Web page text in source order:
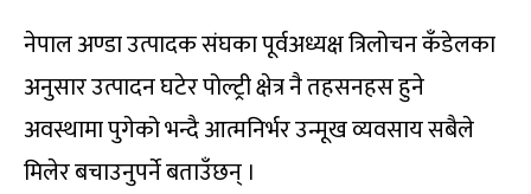
नेपाल अण्डा उत्पादक संघका पूर्वअध्यक्ष त्रिलोचन कँडेलका
अनुसार उत्पादन घटेर पोल्ट्री क्षेत्र नै तहसनहस हुने
अवस्थामा पुगेको भन्दै आत्मनिर्भर उन्मूख व्यवसाय सबैले
मिलेर बचाउनुपर्ने बताउँछन् ।